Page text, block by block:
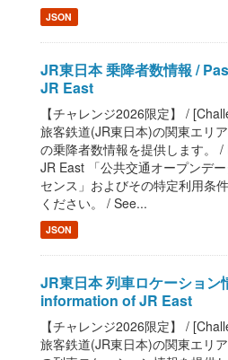
JSON
JR東日本 乗降者数情報 /
JR East
【チャレンジ2026限定】 /
旅客鉄道(JR東日本)の関東エリ
の乗降者数情報を提供します。
JR East 「公共交通オープンデ
センス」およびその特定利用条
ください。 / See...
JSON
JR東日本 列車ロケーショ
information of JR East
【チャレンジ2026限定】 /
旅客鉄道(JR東日本)の関東エリ